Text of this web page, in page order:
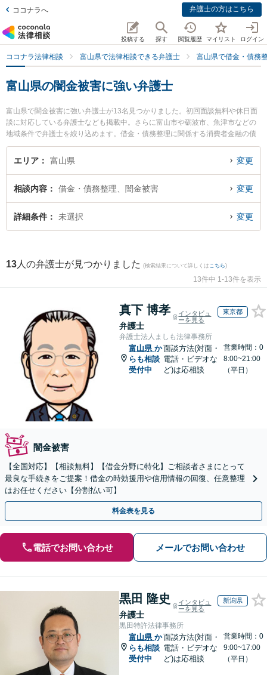
ココナラへ 弁護士の方はこちら
投稿する 探す 閲覧履歴 マイリスト ログイン
ココナラ法律相談 富山県で法律相談できる弁護士 富山県で借金・債務
富山県の闇金被害に強い弁護士
富山県で闇金被害に強い弁護士が13名見つかりました。初回面談無料や休日面
談に対応している弁護士なども掲載中。さらに富山市や砺波市、魚津市などの
地域条件で弁護士を絞り込めます。借金・債務整理に関係する消費者金融の債
務整理やクレジット会社の債務整理、リボ払いの債務整理等の細かな分野での
絞り込み検索もでき便利です。特に脇法律事務所の脇 徹弁護士や弁護士法人法
発生した闇金被害のトラブルを今すぐに弁護士に相談したい』『闇金被害のト
ラブル解決の実績豊富な近くの弁護士を検索したい』『初回相談無料で闇金被
害を法律相談できる富山県内の弁護士に相談予約したい』などでお困りの相談
エリア 富山県 変更
相談内容 借金・債務整理、闇金被害 変更
詳細条件 未選択 変更
13 人の弁護士が見つかりました (検索結果について詳しくは こちら)
13件中 1-13件を表示
真下 博孝
弁護士
インタビュ
ーを見る
東京都
弁護士法人ましも法律事務所
富山県 か
らも相談
受付中
面談方法(対面・
電話・ビデオな
ど)は応相談
営業時間：0
8:00~21:00
（平日）
闇金被害
【全国対応】【相談無料】【借金分野に特化】ご相談者さまにとって
最良な手続きをご提案！借金の時効援用や信用情報の回復、任意整理
はお任せください【分割払い可】
料金表を見る
電話でお問い合わせ メールでお問い合わせ
黒田 隆史
弁護士
インタビュ
ーを見る
新潟県
黒田特許法律事務所
富山県 か
らも相談
受付中
面談方法(対面・
電話・ビデオな
ど)は応相談
営業時間：0
9:00~17:00
（平日）